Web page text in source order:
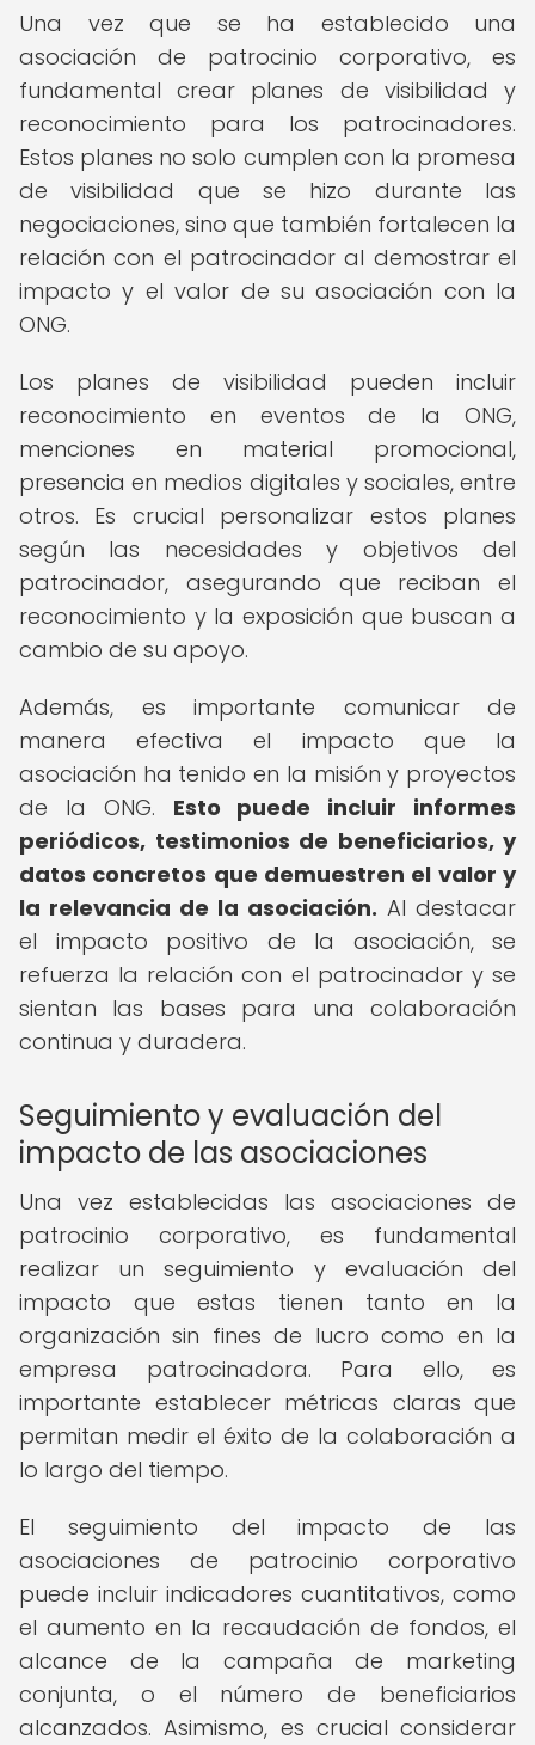
Una vez que se ha establecido una
asociación de patrocinio corporativo, es
fundamental crear planes de visibilidad y
reconocimiento para los patrocinadores.
Estos planes no solo cumplen con la promesa
de visibilidad que se hizo durante las
negociaciones, sino que también fortalecen la
relación con el patrocinador al demostrar el
impacto y el valor de su asociación con la
ONG.
Los planes de visibilidad pueden incluir
reconocimiento en eventos de la ONG,
menciones en material promocional,
presencia en medios digitales y sociales, entre
otros. Es crucial personalizar estos planes
según las necesidades y objetivos del
patrocinador, asegurando que reciban el
reconocimiento y la exposición que buscan a
cambio de su apoyo.
Además, es importante comunicar de
manera efectiva el impacto que la
asociación ha tenido en la misión y proyectos
de la ONG. Esto puede incluir informes
periódicos, testimonios de beneficiarios, y
datos concretos que demuestren el valor y
la relevancia de la asociación. Al destacar
el impacto positivo de la asociación, se
refuerza la relación con el patrocinador y se
sientan las bases para una colaboración
continua y duradera.
Seguimiento y evaluación del
impacto de las asociaciones
Una vez establecidas las asociaciones de
patrocinio corporativo, es fundamental
realizar un seguimiento y evaluación del
impacto que estas tienen tanto en la
organización sin fines de lucro como en la
empresa patrocinadora. Para ello, es
importante establecer métricas claras que
permitan medir el éxito de la colaboración a
lo largo del tiempo.
El seguimiento del impacto de las
asociaciones de patrocinio corporativo
puede incluir indicadores cuantitativos, como
el aumento en la recaudación de fondos, el
alcance de la campaña de marketing
conjunta, o el número de beneficiarios
alcanzados. Asimismo, es crucial considerar